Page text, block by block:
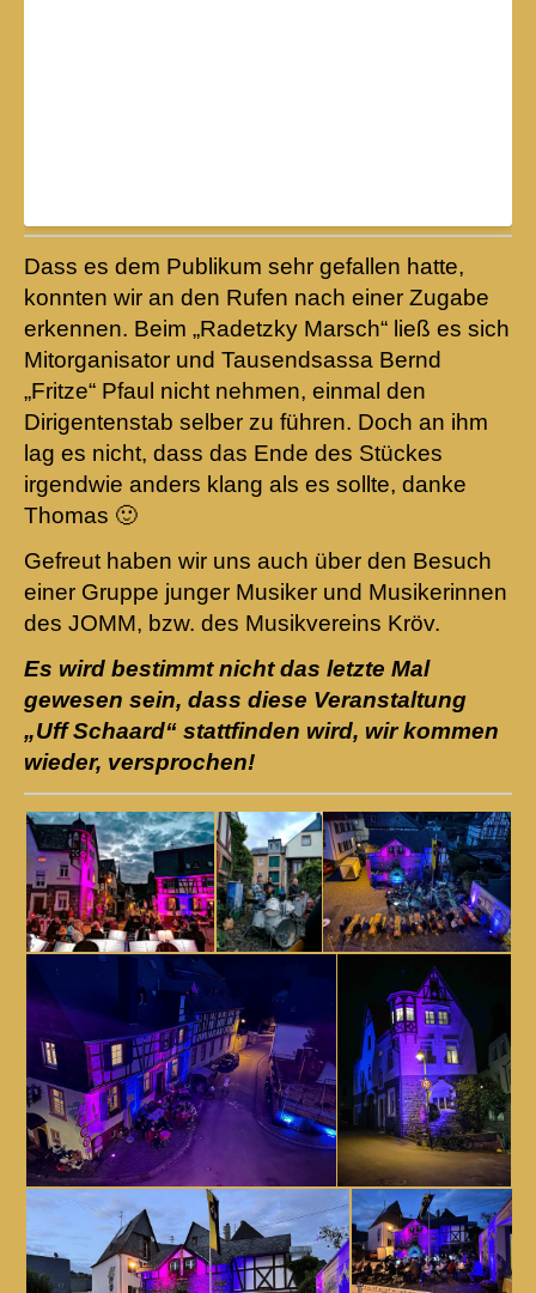
Dass es dem Publikum sehr gefallen hatte,
konnten wir an den Rufen nach einer Zugabe
erkennen. Beim „Radetzky Marsch“ ließ es sich
Mitorganisator und Tausendsassa Bernd
„Fritze“ Pfaul nicht nehmen, einmal den
Dirigentenstab selber zu führen. Doch an ihm
lag es nicht, dass das Ende des Stückes
irgendwie anders klang als es sollte, danke
Thomas 🙂
Gefreut haben wir uns auch über den Besuch
einer Gruppe junger Musiker und Musikerinnen
des JOMM, bzw. des Musikvereins Kröv.
Es wird bestimmt nicht das letzte Mal
gewesen sein, dass diese Veranstaltung
„Uff Schaard“ stattfinden wird, wir kommen
wieder, versprochen!